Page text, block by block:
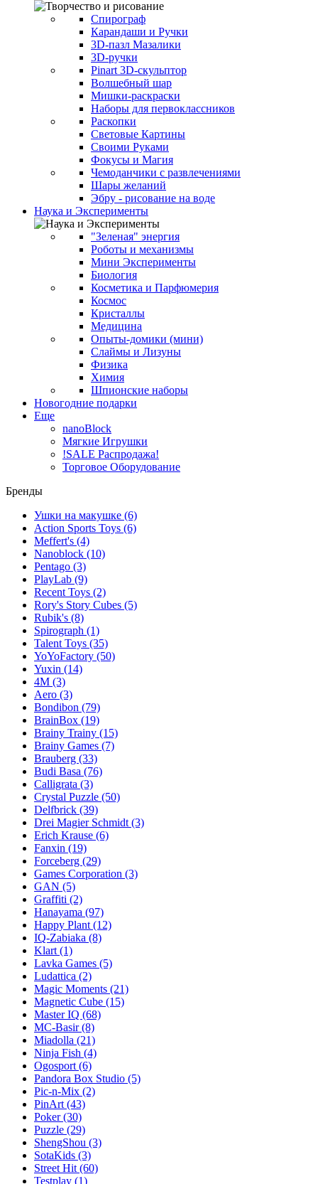
Спирограф
Карандаши и Ручки
3D-пазл Мазалики
3D-ручки
Pinart 3D-скульптор
Волшебный шар
Мишки-раскраски
Наборы для первоклассников
Раскопки
Световые Картины
Своими Руками
Фокусы и Магия
Чемоданчики с развлечениями
Шары желаний
Эбру - рисование на воде
Наука и Эксперименты
"Зеленая" энергия
Роботы и механизмы
Мини Эксперименты
Биология
Косметика и Парфюмерия
Космос
Кристаллы
Медицина
Опыты-домики (мини)
Слаймы и Лизуны
Физика
Химия
Шпионские наборы
Новогодние подарки
Еще
nanoBlock
Мягкие Игрушки
!SALE Распродажа!
Торговое Оборудование
Бренды
Ушки на макушке (6)
Action Sports Toys (6)
Meffert's (4)
Nanoblock (10)
Pentago (3)
PlayLab (9)
Recent Toys (2)
Rory's Story Cubes (5)
Rubik's (8)
Spirograph (1)
Talent Toys (35)
YoYoFactory (50)
Yuxin (14)
4M (3)
Aero (3)
Bondibon (79)
BrainBox (19)
Brainy Trainy (15)
Brainy Games (7)
Brauberg (33)
Budi Basa (76)
Calligrata (3)
Crystal Puzzle (50)
Delfbrick (39)
Drei Magier Schmidt (3)
Erich Krause (6)
Fanxin (19)
Forceberg (29)
Games Corporation (3)
GAN (5)
Graffiti (2)
Hanayama (97)
Happy Plant (12)
IQ-Zabiaka (8)
Klart (1)
Lavka Games (5)
Ludattica (2)
Magic Moments (21)
Magnetic Cube (15)
Master IQ (68)
MC-Basir(8)
Miadolla (21)
Ninja Fish (4)
Ogosport (6)
Pandora Box Studio (5)
Pic-n-Mix (2)
PinArt (43)
Poker(30)
Puzzle (29)
ShengShou (3)
SotaKids (3)
Street Hit (60)
Testplay (1)